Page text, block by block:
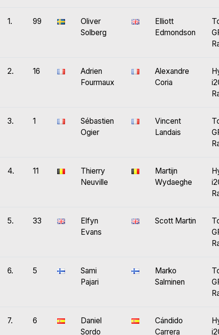
1. 99
Oliver
Solberg
Elliott
Edmondson
2. 16
Adrien
Fourmaux
Alexandre
Coria
3. 1
Sébastien
Ogier
Vincent
Landais
4. 11
Thierry
Neuville
Martijn
Wydaeghe
5. 33
Elfyn
Evans
Scott Martin
6. 5
Sami
Pajari
Marko
Salminen
7. 6
Daniel
Sordo
Cándido
Carrera